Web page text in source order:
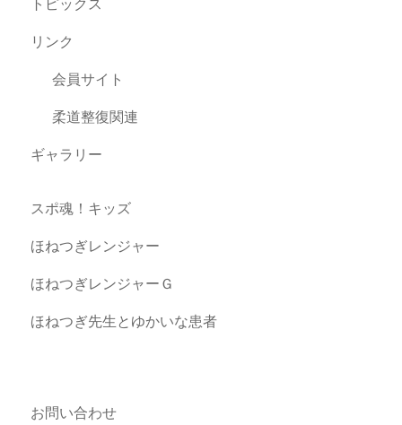
トピックス
リンク
会員サイト
柔道整復関連
ギャラリー
スポ魂！キッズ
ほねつぎレンジャー
ほねつぎレンジャーＧ
ほねつぎ先生とゆかいな患者
お問い合わせ